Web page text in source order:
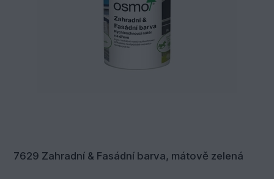
7629 Zahradní & Fasádní barva, mátově zelená